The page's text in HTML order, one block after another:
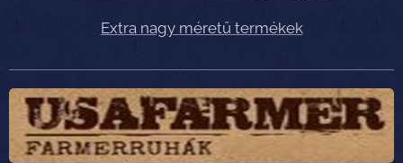
Extra nagy méretű termékek